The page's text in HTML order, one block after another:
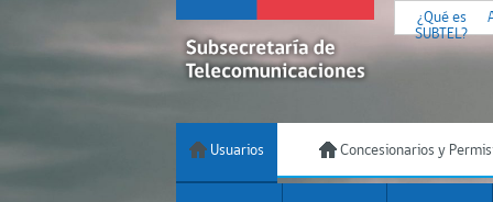
¿Qué es
SUBTEL?
Usuarios Concesionarios y